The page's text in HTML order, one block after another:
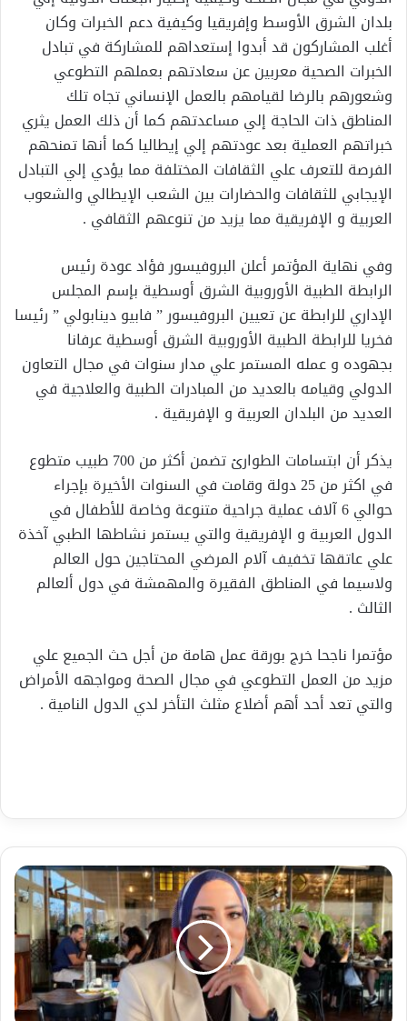
بلدان الشرق الأوسط وإفريقيا وكيفية دعم الخبرات وكان
أغلب المشاركون قد أبدوا إستعداهم للمشاركة في تبادل
الخبرات الصحية معربين عن سعادتهم بعملهم التطوعي
وشعورهم بالرضا لقيامهم بالعمل الإنساني تجاه تلك
المناطق ذات الحاجة إلي مساعدتهم كما أن ذلك العمل يثري
خبراتهم العملية بعد عودتهم إلي إيطاليا كما أنها تمنحهم
الفرصة للتعرف علي الثقافات المختلفة مما يؤدي إلي التبادل
الإيجابي للثقافات والحضارات بين الشعب الإيطالي والشعوب
العربية و الإفريقية مما يزيد من تنوعهم الثقافي .
وفي نهاية المؤتمر أعلن البروفيسور فؤاد عودة رئيس
الرابطة الطبية الأوروبية الشرق أوسطية بإسم المجلس
الإداري للرابطة عن تعيين البروفيسور ” فابيو دينابولي ” رئيسا
فخريا للرابطة الطبية الأوروبية الشرق أوسطية عرفانا
بجهوده و عمله المستمر علي مدار سنوات في مجال التعاون
الدولي وقيامه بالعديد من المبادرات الطبية والعلاجية في
العديد من البلدان العربية و الإفريقية .
يذكر أن ابتسامات الطوارئ تضمن أكثر من 700 طبيب متطوع
في اكثر من 25 دولة وقامت في السنوات الأخيرة بإجراء
حوالي 6 آلاف عملية جراحية متنوعة وخاصة للأطفال في
الدول العربية و الإفريقية والتي يستمر نشاطها الطبي آخذة
علي عاتقها تخفيف آلام المرضي المحتاجين حول العالم
ولاسيما في المناطق الفقيرة والمهمشة في دول ألعالم
الثالث .
مؤتمرا ناجحا خرج بورقة عمل هامة من أجل حث الجميع علي
مزيد من العمل التطوعي في مجال الصحة ومواجهه الأمراض
والتي تعد أحد أهم أضلاع مثلث التأخر لدي الدول النامية .
المنصة
الدولية
همسة
نت
برنامج
برنامج
”
ضيف